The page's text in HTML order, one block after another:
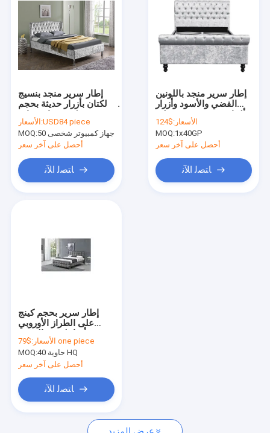
إطار سرير منجد بنسيج
الكتان بأزرار حديثة بحجم
الأسعار:USD84 piece
MOQ:
50 جهاز كمبيوتر شخصى
أحصل على آخر سعر
ﺎﺘﺼﻟ ﺍﻶﻧ
إطار سرير منجد باللونين
الفضي والأسود وأزرار
مهشم للسرير بحجم كينغ
الأسعار:$124
MOQ:1x40GP
أحصل على آخر سعر
ﺎﺘﺼﻟ ﺍﻶﻧ
إطار سرير بحجم كينج
على الطراز الأوروبي
قماش مخملي مجروش
اللوح الأمامي
الأسعار: $79 one piece
MOQ:
حاوية 40 HQ
أحصل على آخر سعر
ﺎﺘﺼﻟ ﺍﻶﻧ